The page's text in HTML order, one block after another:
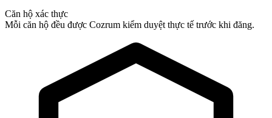
Căn hộ xác thực
Mỗi căn hộ đều được Cozrum kiểm duyệt thực tế trước khi đăng.